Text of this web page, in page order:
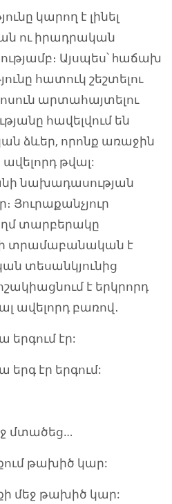
կարող է լինել
ու իրադրական
Այսպես՝ hաճախ
հատուկ շեշտելու
արտահայտելու
հավելվում են
ձևեր, որոնք առաջին
թվալ:
նախադասության
Յուրաքանչյուր
տարբերակը
տրամաբանական է
տեսանկյունից
է երկրորդ
ավելորդ բառով․
երգում էր:
երգ էր երգում:
մտածեց…
թախիծ կար:
մեջ թախիծ կար: